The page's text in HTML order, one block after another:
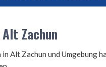
Zachun
Alt Zachun und Umgebung